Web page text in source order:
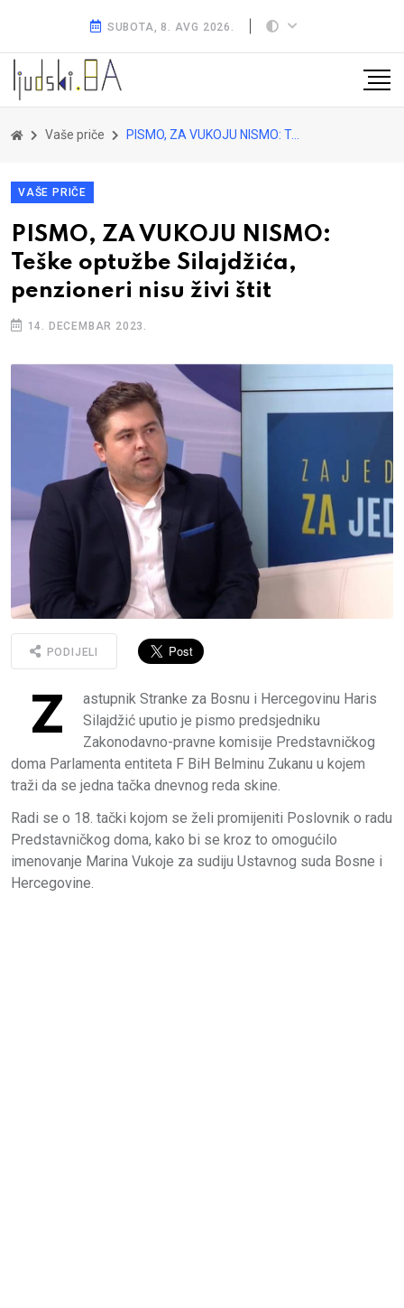
SUBOTA, 8. AVG 2026.
Vaše priče PISMO, ZA VUKOJU NISMO: Teške optužbe Silajdžića, penzioneri nisu živi štit
VAŠE PRIČE
PISMO, ZA VUKOJU NISMO:
Teške optužbe Silajdžića,
penzioneri nisu živi štit
14. DECEMBAR 2023.
PODIJELI
Z
astupnik Stranke za Bosnu i Hercegovinu Haris
Silajdžić uputio je pismo predsjedniku
Zakonodavno-pravne komisije Predstavničkog
doma Parlamenta entiteta F BiH Belminu Zukanu u kojem
traži da se jedna tačka dnevnog reda skine.
Radi se o 18. tački kojom se želi promijeniti Poslovnik o radu
Predstavničkog doma, kako bi se kroz to omogućilo
imenovanje Marina Vukoje za sudiju Ustavnog suda Bosne i
Hercegovine.